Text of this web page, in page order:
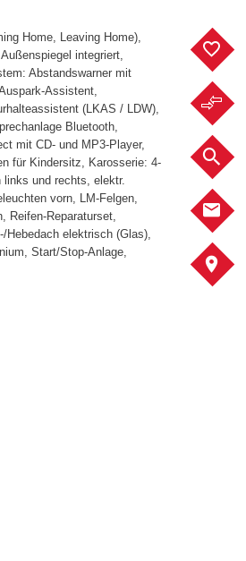
Home, Leaving Home),
integriert,
Abstandswarner mit
Assistent,
(LKAS / LDW),
Bluetooth,
mit CD- und MP3-Player,
für Kindersitz, Karosserie: 4-
und rechts, elektr.
vorn, LM-Felgen,
Reifen-Reparaturset,
Hebedach elektrisch (Glas),
Start/Stop-Anlage,